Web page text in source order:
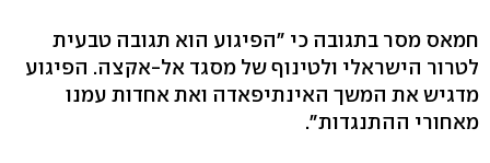
חמאס מסר בתגובה כי "הפיגוע הוא תגובה טבעית
לטרור הישראלי ולטינוף של מסגד אל-אקצה. הפיגוע
מדגיש את המשך האינתיפאדה ואת אחדות עמנו
מאחורי ההתנגדות".